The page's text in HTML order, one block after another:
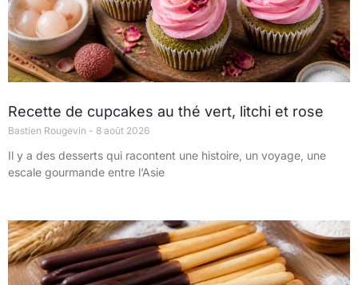
Recette de cupcakes au thé vert, litchi et rose
Bastien Rougevin 8 août 2026
Il y a des desserts qui racontent une histoire, un voyage, une
escale gourmande entre l’Asie